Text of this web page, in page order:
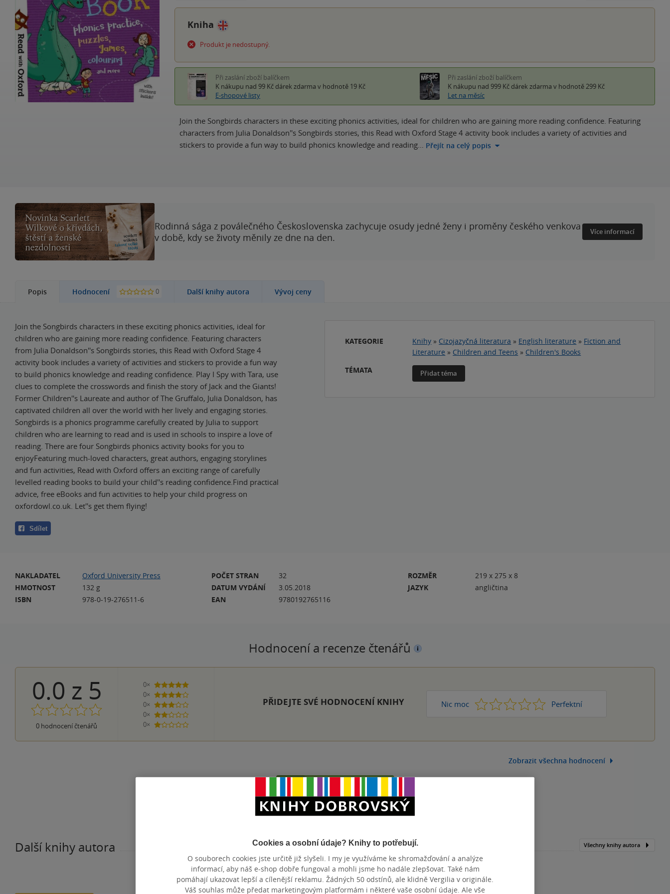
Kniha
Produkt je nedostupný.
Při zaslání zboží balíčkem
K nákupu nad 99 Kč dárek zdarma v hodnotě 19 Kč
E-shopové listy
Při zaslání zboží balíčkem
K nákupu nad 999 Kč dárek zdarma v hodnotě 299 Kč
Let na měsíc
Join the Songbirds characters in these exciting phonics activities, ideal for children who are gaining more reading confidence. Featuring
characters from Julia Donaldson''s Songbirds stories, this Read with Oxford Stage 4 activity book includes a variety of activities and
stickers to provide a fun way to build phonics knowledge and reading… Přejít na celý popis
Rodinná sága z poválečného Československa zachycuje osudy jedné ženy i proměny českého venkova
v době, kdy se životy měnily ze dne na den.
Více informací
Popis Hodnocení 0 Další knihy autora Vývoj ceny
Join the Songbirds characters in these exciting phonics activities, ideal for
children who are gaining more reading confidence. Featuring characters
from Julia Donaldson''s Songbirds stories, this Read with Oxford Stage 4
activity book includes a variety of activities and stickers to provide a fun way
to build phonics knowledge and reading confidence. Play I Spy with Tara, use
clues to complete the crosswords and finish the story of Jack and the Giants!
Former Children''s Laureate and author of The Gruffalo, Julia Donaldson, has
captivated children all over the world with her lively and engaging stories.
Songbirds is a phonics programme carefully created by Julia to support
children who are learning to read and is used in schools to inspire a love of
reading. There are four Songbirds phonics activity books for you to
enjoyFeaturing much-loved characters, great authors, engaging storylines
and fun activities, Read with Oxford offers an exciting range of carefully
levelled reading books to build your child''s reading confidence.Find practical
advice, free eBooks and fun activities to help your child progress on
oxfordowl.co.uk. Let''s get them flying!
Sdílet
KATEGORIE Knihy » Cizojazyčná literatura » English literature » Fiction and
Literature » Children and Teens » Children's Books
TÉMATA
Přidat téma
NAKLADATEL
Oxford University Press
HMOTNOST
132 g
ISBN
978-0-19-276511-6
POČET STRAN
32
DATUM VYDÁNÍ
3.05.2018
EAN
9780192765116
ROZMĚR
219 x 275 x 8
JAZYK
angličtina
Hodnocení a recenze čtenářů
0.0 z 5
0 hodnocení čtenářů
0×
5 hvězdiček
0×
4 hvězdičky
0×
3 hvězdičky
0×
2 hvězdičky
0×
1 hvezdička
PŘIDEJTE SVÉ HODNOCENÍ KNIHY Nic moc 1 2 3 4 Perfektní
5
Zobrazit všechna hodnocení
Další knihy autora Všechny knihy autora
Cookies a osobní údaje? Knihy to potřebují.
O souborech cookies jste určitě již slyšeli. I my je využíváme ke shromažďování a analýze
informací, aby náš e-shop dobře fungoval a mohli jsme ho nadále zlepšovat. Také nám
pomáhají ukazovat lepší a cílenější reklamu. Žádných 50 odstínů, ale klidně Vergilia v originále.
Váš souhlas může předat marketingovým platformám i některé vaše osobní údaje. Ale vše